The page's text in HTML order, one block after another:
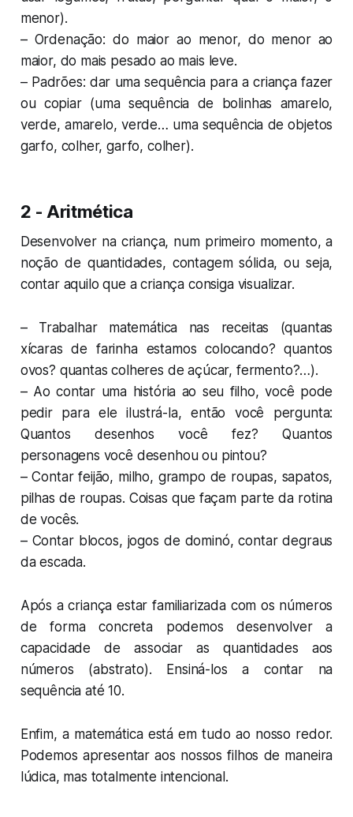
menor).
– Ordenação: do maior ao menor, do menor ao
maior, do mais pesado ao mais leve.
– Padrões: dar uma sequência para a criança fazer
ou copiar (uma sequência de bolinhas amarelo,
verde, amarelo, verde… uma sequência de objetos
garfo, colher, garfo, colher).
2 - Aritmética
Desenvolver na criança, num primeiro momento, a
noção de quantidades, contagem sólida, ou seja,
contar aquilo que a criança consiga visualizar.
– Trabalhar matemática nas receitas (quantas
xícaras de farinha estamos colocando? quantos
ovos? quantas colheres de açúcar, fermento?…).
– Ao contar uma história ao seu filho, você pode
pedir para ele ilustrá-la, então você pergunta:
Quantos desenhos você fez? Quantos
personagens você desenhou ou pintou?
– Contar feijão, milho, grampo de roupas, sapatos,
pilhas de roupas. Coisas que façam parte da rotina
de vocês.
– Contar blocos, jogos de dominó, contar degraus
da escada.
Após a criança estar familiarizada com os números
de forma concreta podemos desenvolver a
capacidade de associar as quantidades aos
números (abstrato). Ensiná-los a contar na
sequência até 10.
Enfim, a matemática está em tudo ao nosso redor.
Podemos apresentar aos nossos filhos de maneira
lúdica, mas totalmente intencional.